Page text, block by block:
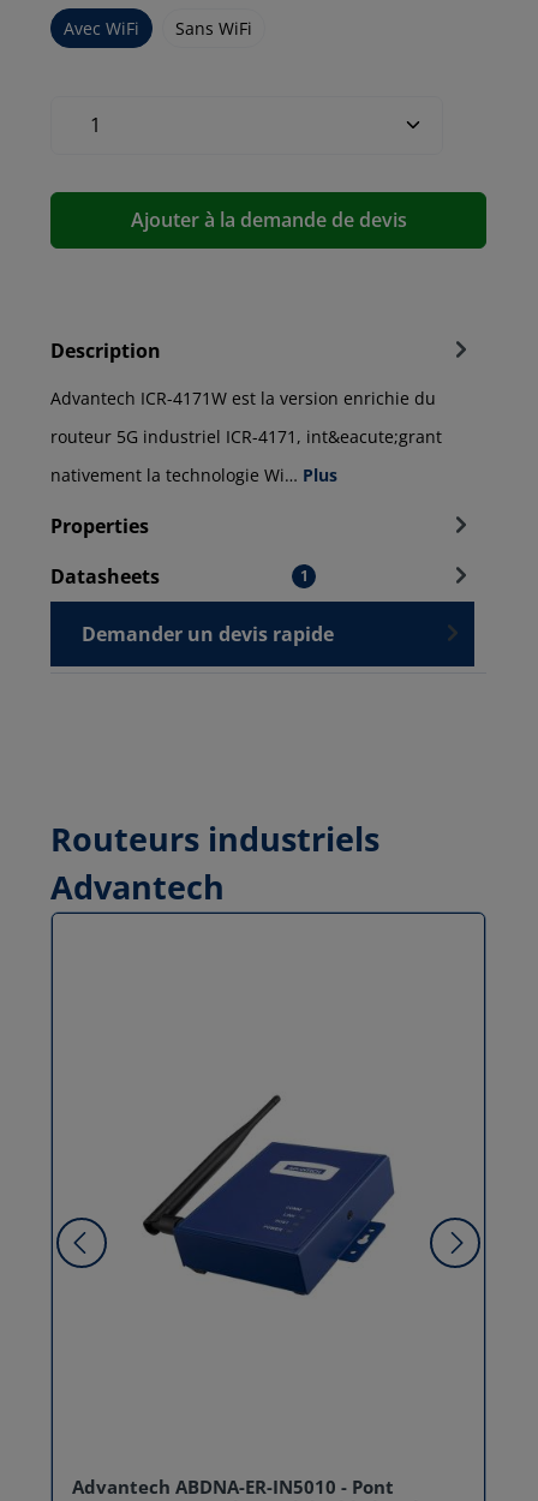
Avec WiFi
Sans WiFi
Ajouter à la demande de devis
Description
Advantech ICR-4171W est la version enrichie du
routeur 5G industriel ICR-4171, int&eacute;grant
nativement la technologie Wi… Plus
Properties
Datasheets
1
Demander un devis rapide
Routeurs industriels
Advantech
Advantech ABDNA-ER-IN5010 - Pont